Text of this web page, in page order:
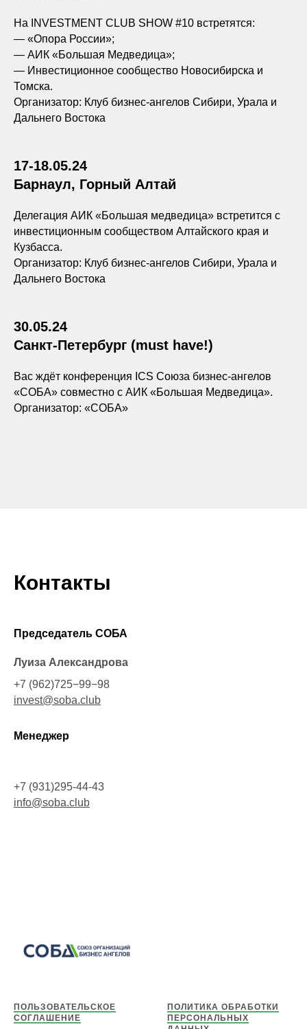
На INVESTMENT CLUB SHOW #10 встретятся:
— «Опора России»;
— АИК «Большая Медведица»;
— Инвестиционное сообщество Новосибирска и
Томска.
Организатор: Клуб бизнес-ангелов Сибири, Урала и
Дальнего Востока
17-18.05.24
Барнаул, Горный Алтай
Делегация АИК «Большая медведица» встретится с
инвестиционным сообществом Алтайского края и
Кузбасса.
Организатор: Клуб бизнес-ангелов Сибири, Урала и
Дальнего Востока
30.05.24
Санкт-Петербург (must have!)
Вас ждёт конференция ICS Союза бизнес-ангелов
«СОБА» совместно с АИК «Большая Медведица».
Организатор: «СОБА»
Контакты
Председатель СОБА
Луиза Александрова
+7 (962)725−99−98
invest@soba.club
Менеджер
+7 (931)295-44-43
info@soba.club
ПОЛЬЗОВАТЕЛЬСКОЕ
СОГЛАШЕНИЕ
ПОЛИТИКА ОБРАБОТКИ
ПЕРСОНАЛЬНЫХ